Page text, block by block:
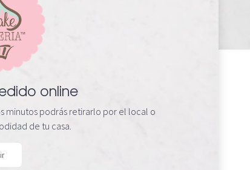
online
minutos podrás retirarlo por el local o
de tu casa.